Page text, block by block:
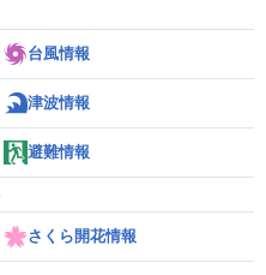
台風情報
津波情報
避難情報
さくら開花情報